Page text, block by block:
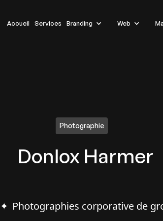
Accueil Services Branding Web
Photographie
Donlox Harmer
✦ Photographies corporative de